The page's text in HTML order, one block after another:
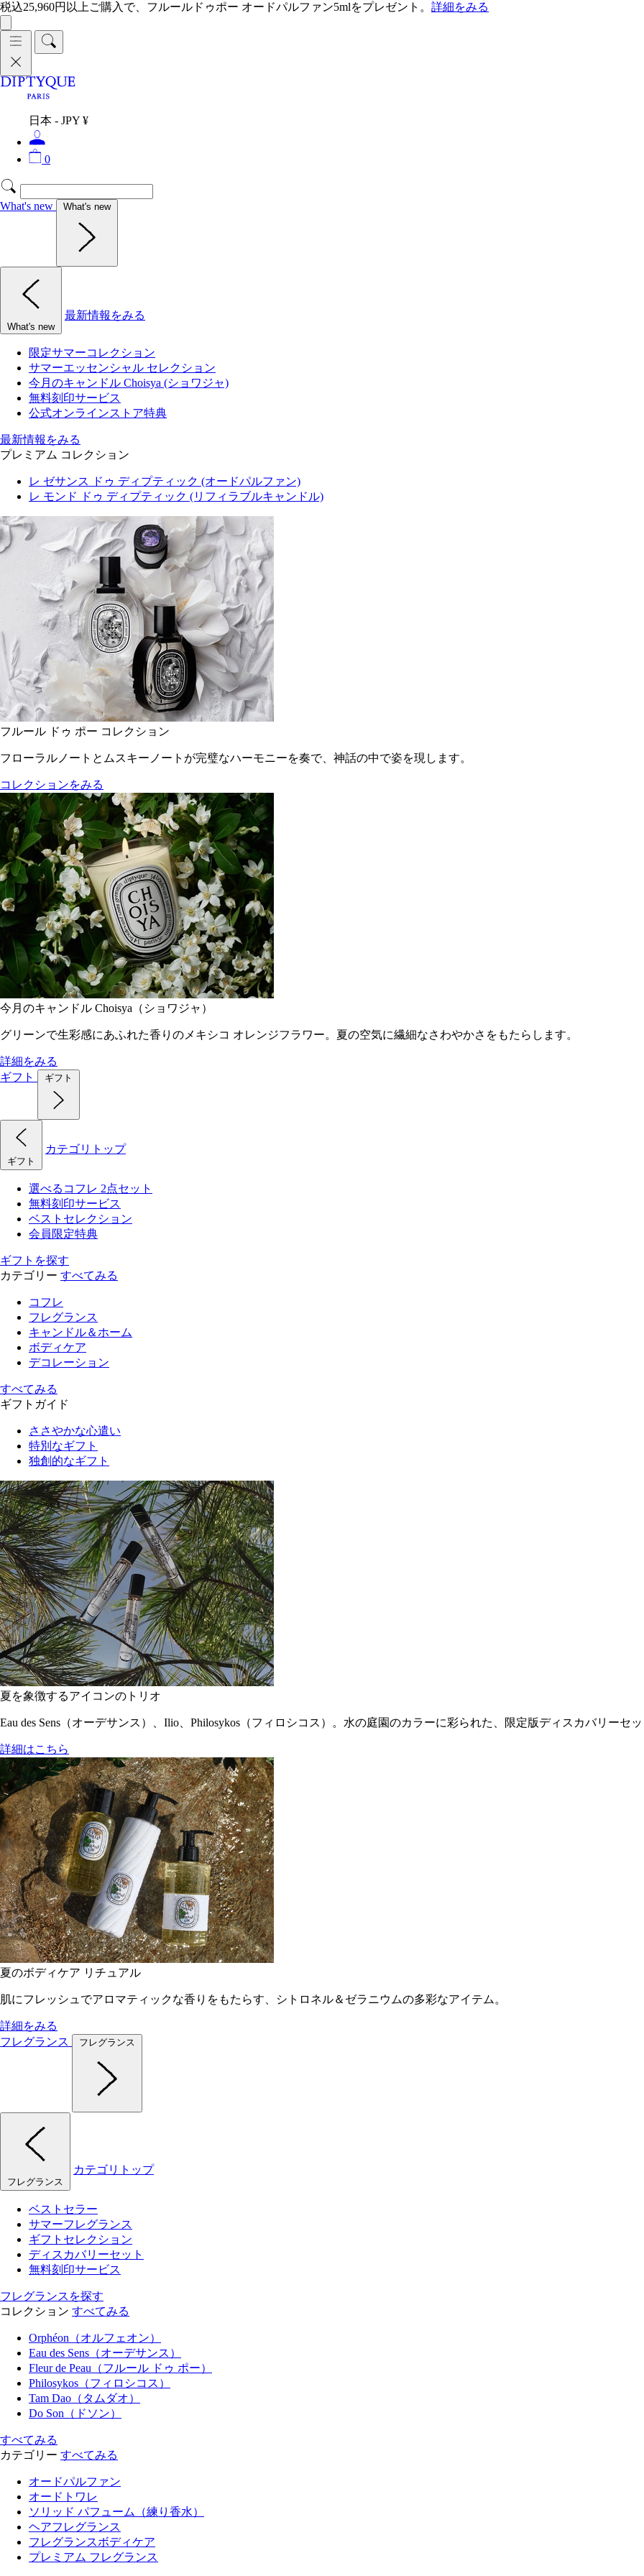
税込25,960円以上ご購入で、フルールドゥポー オードパルファン5mlをプレゼント。 詳細をみる
日本 - JPY ¥
0
What's new What's new
What's new
最新情報をみる
限定サマーコレクション
サマーエッセンシャル セレクション
今月のキャンドル Choisya (ショワジャ)
無料刻印サービス
公式オンラインストア特典
最新情報をみる
プレミアム コレクション
レ ゼサンス ドゥ ディプティック (オードパルファン)
レ モンド ドゥ ディプティック (リフィラブルキャンドル)
フルール ドゥ ポー コレクション
フローラルノートとムスキーノートが完璧なハーモニーを奏で、神話の中で姿を現します。
コレクションをみる
今月のキャンドル Choisya（ショワジャ）
グリーンで生彩感にあふれた香りのメキシコ オレンジフラワー。夏の空気に繊細なさわやかさをもたらします。
詳細をみる
ギフト
ギフト
ギフト
カテゴリトップ
選べるコフレ 2点セット
無料刻印サービス
ベストセレクション
会員限定特典
ギフトを探す
カテゴリー すべてみる
コフレ
フレグランス
キャンドル＆ホーム
ボディケア
デコレーション
すべてみる
ギフトガイド
ささやかな心遣い
特別なギフト
独創的なギフト
夏を象徴するアイコンのトリオ
Eau des Sens（オーデサンス）、Ilio、Philosykos（フィロシコス）。水の庭園のカラーに彩られた、限定版ディスカバリーセ
詳細はこちら
夏のボディケア リチュアル
肌にフレッシュでアロマティックな香りをもたらす、シトロネル＆ゼラニウムの多彩なアイテム。
詳細をみる
フレグランス
フレグランス
フレグランス
カテゴリトップ
ベストセラー
サマーフレグランス
ギフトセレクション
ディスカバリーセット
無料刻印サービス
フレグランスを探す
コレクション すべてみる
Orphéon（オルフェオン）
Eau des Sens（オーデサンス）
Fleur de Peau（フルール ドゥ ポー）
Philosykos（フィロシコス）
Tam Dao（タムダオ）
Do Son（ドソン）
すべてみる
カテゴリー すべてみる
オードパルファン
オードトワレ
ソリッド パフューム（練り香水）
ヘアフレグランス
フレグランスボディケア
プレミアム フレグランス